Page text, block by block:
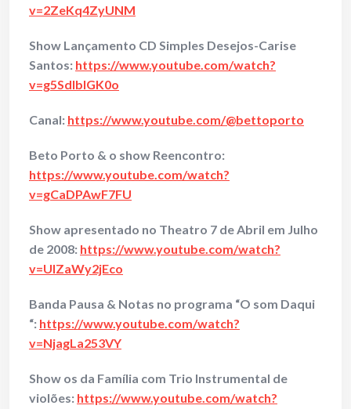
v=2ZeKq4ZyUNM
Show Lançamento CD Simples Desejos-Carise
Santos: https://www.youtube.com/watch?
v=g5SdIblGK0o
Canal: https://www.youtube.com/@bettoporto
Beto Porto & o show Reencontro:
https://www.youtube.com/watch?
v=gCaDPAwF7FU
Show apresentado no Theatro 7 de Abril em Julho
de 2008: https://www.youtube.com/watch?
v=UlZaWy2jEco
Banda Pausa & Notas no programa “O som Daqui
“: https://www.youtube.com/watch?
v=NjagLa253VY
Show os da Família com Trio Instrumental de
violões: https://www.youtube.com/watch?